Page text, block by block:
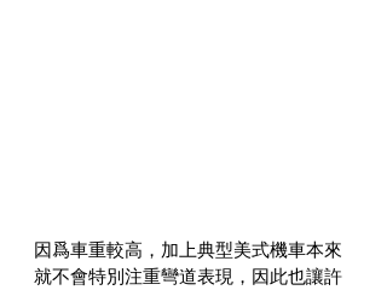
​因爲車重較高，加上典型美式機車本來
就不會特別注重彎道表現，因此也讓許